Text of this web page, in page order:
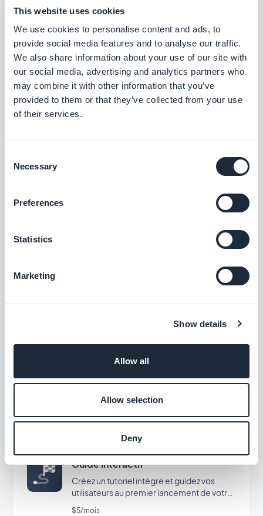
This website uses cookies
We use cookies to personalise content and ads, to
provide social media features and to analyse our traffic.
We also share information about your use of our site with
our social media, advertising and analytics partners who
may combine it with other information that you’ve
provided to them or that they’ve collected from your use
of their services.
Selection
Necessary
Preferences
Statistics
Marketing
Show details
Allow all
Allow selection
Deny
d'inscription.
Extensions associées
Intégrez un service de messagerie
instantanée dans votre app
$20/mois
Guide Interactif
Créez un tutoriel intégré et guidez vos
utilisateurs au premier lancement de votre
app
$5/mois